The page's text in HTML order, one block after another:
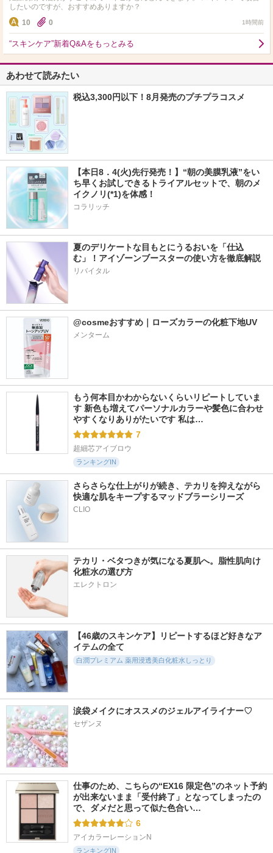
したいのですが、おすすめありますか？
10
0 1時間前
“スキンケア”新着Q&Aをもっとみる
あわせて読みたい
税込3,300円以下！8月発売のプチプラコスメ
【本日8．4(火)先行発売！】“朝の美膜乳液”をい
ち早くお試しできるトライアルセットで、朝のメ
イクノリ(*1)を体感！
コラリッチ
夏のデリケートな目もとにうるおいを「仕込
む」！アイゾーンブースターの使い方を徹底解説
リバイタル
@cosmeおすすめ｜ローズカラーの化粧下地UV
メンターム
もう何本目かわからないくらいリピートしていま
す 新色も増えてパーソナルカラーや髪色に合わせ
やすくなりありがたいです 私は…
7
超細芯アイブロウ
ランキングIN
さらさらな仕上がりが続き、テカリを抑えながら
快適な肌をキープするマッドブラーシリーズ
テカリ・ベタつきが気になる夏肌へ。脂性肌向け
化粧水の選び方
エレクトロン
【46歳のスキンケア】リピートするほど好きなア
イテムの全て
白潤プレミアム 薬用浸透美白化粧水しっとり
涙袋メイクにオススメのジェルアイライナー♡
セザンヌ
仕事のため、こちらの“EX16 限定色”のネット予約
が出来ないまま「受付終了」となってしまったの
で、ダメだと思って似た色合い…
6
アイカラーレーションN
ランキングIN